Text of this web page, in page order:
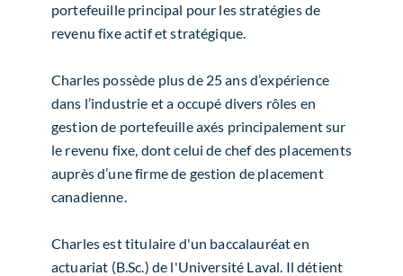
portefeuille principal pour les stratégies de
revenu fixe actif et stratégique.
Charles possède plus de 25 ans d’expérience
dans l’industrie et a occupé divers rôles en
gestion de portefeuille axés principalement sur
le revenu fixe, dont celui de chef des placements
auprès d’une firme de gestion de placement
canadienne.
Charles est titulaire d'un baccalauréat en
actuariat (B.Sc.) de l'Université Laval. Il détient